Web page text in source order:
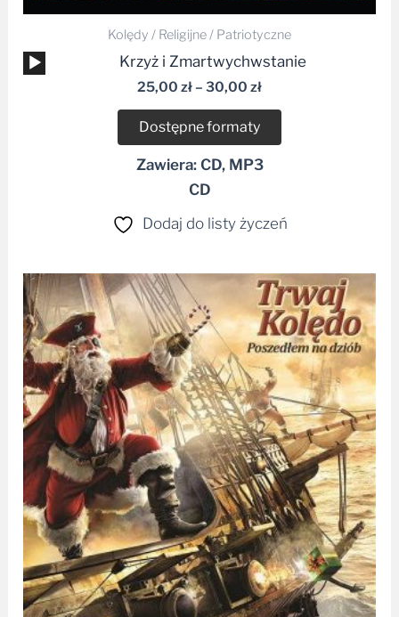
Kolędy / Religijne / Patriotyczne
Odtwarzacz
plików
dźwiękowych
Krzyż i Zmartwychwstanie
25,00 zł– 30,00 zł
Dostępne formaty
Zawiera: CD, MP3
CD
Dodaj do listy życzeń